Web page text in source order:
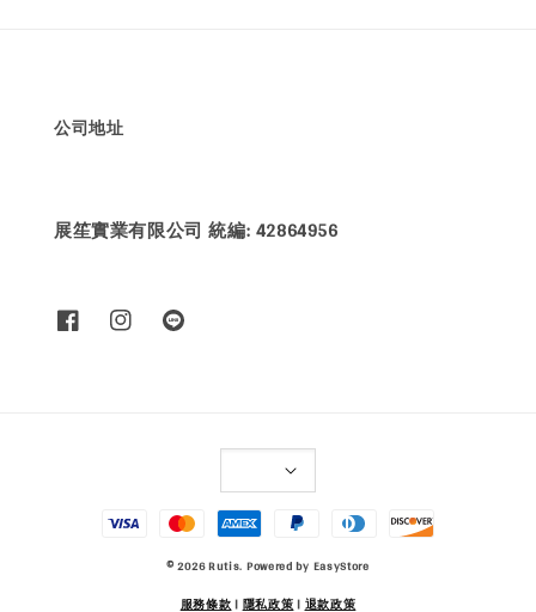
公司地址
展笙實業有限公司 統編: 42864956
© 2026 Rutis. Powered by EasyStore
服務條款| 隱私政策| 退款政策